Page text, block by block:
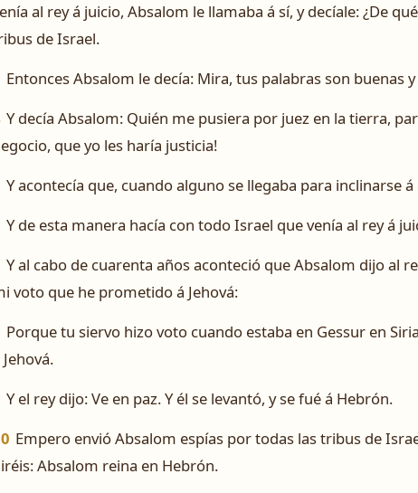
al rey á juicio, Absalom le llamaba á sí, y decíale: ¿De
de Israel.
Entonces Absalom le decía: Mira, tus palabras son buenas
Y decía Absalom: ­Quién me pusiera por juez en la tierra,
que yo les haría justicia!
Y acontecía que, cuando alguno se llegaba para inclinarse
Y de esta manera hacía con todo Israel que venía al rey á
Y al cabo de cuarenta años aconteció que Absalom dijo al
voto que he prometido á Jehová:
Porque tu siervo hizo voto cuando estaba en Gessur en
Jehová.
Y el rey dijo: Ve en paz. Y él se levantó, y se fué á Hebrón.
Empero envió Absalom espías por todas las tribus de
Absalom reina en Hebrón.